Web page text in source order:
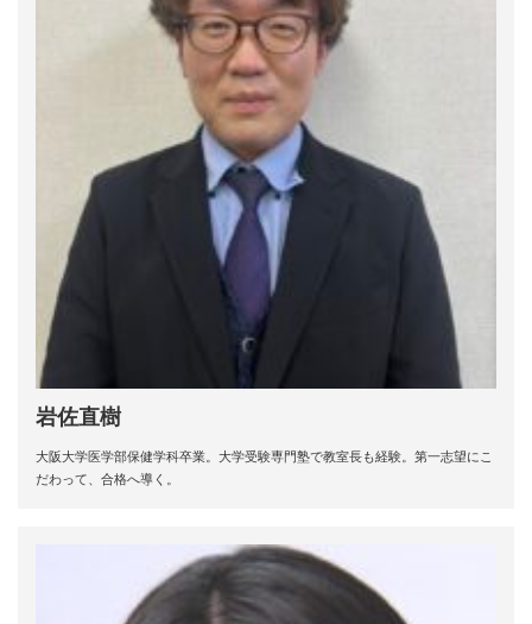
岩佐直樹
大阪大学医学部保健学科卒業。大学受験専門塾で教室長も経験。第一志望にこ
だわって、合格へ導く。